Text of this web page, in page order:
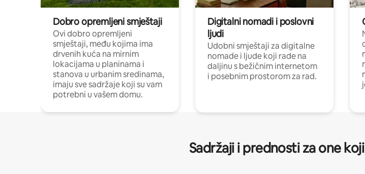
Dobro opremljeni smještaji
Ovi dobro opremljeni
smještaji, među kojima ima
drvenih kuća na mirnim
lokacijama u planinama i
stanova u urbanim sredinama,
imaju sve sadržaje koji su vam
potrebni u vašem domu.
Digitalni nomadi i poslovni
ljudi
Udobni smještaji za digitalne
nomade i ljude koji rade na
daljinu s bežičnim internetom
i posebnim prostorom za rad.
Sadržaji i prednosti za one